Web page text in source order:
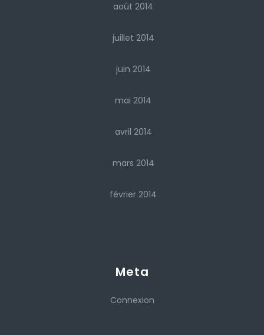
août 2014
juillet 2014
juin 2014
mai 2014
avril 2014
mars 2014
février 2014
Meta
Connexion